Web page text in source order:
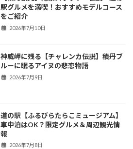
駅グルメを満喫！おすすめモデルコース
をご紹介
2026年7月10日
神威岬に残る【チャレンカ伝説】積丹ブ
ルーに眠るアイヌの悲恋物語
2026年7月9日
道の駅【ふるびらたらこミュージアム】
車中泊はOK？限定グルメ＆周辺観光情
報
2026年7月8日